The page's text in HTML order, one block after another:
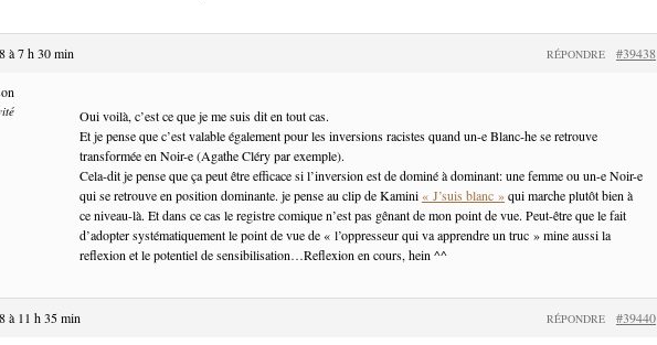
à 7 h 30 min #39438
RÉPONDRE
Oui voilà, c’est ce que je me suis dit en tout cas.
Et je pense que c’est valable également pour les inversions racistes quand un-e Blanc-he se retrouve
transformée en Noir-e (Agathe Cléry par exemple).
Cela-dit je pense que ça peut être efficace si l’inversion est de dominé à dominant: une femme ou un-e Noir-e
qui se retrouve en position dominante. je pense au clip de Kamini « J’suis blanc »qui marche plutôt bien à
ce niveau-là. Et dans ce cas le registre comique n’est pas gênant de mon point de vue. Peut-être que le fait
d’adopter systématiquement le point de vue de « l’oppresseur qui va apprendre un truc » mine aussi la
reflexion et le potentiel de sensibilisation…Reflexion en cours, hein ^^
à 11 h 35 min #39440
RÉPONDRE